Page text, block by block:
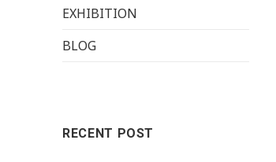
EXHIBITION
BLOG
RECENT POST